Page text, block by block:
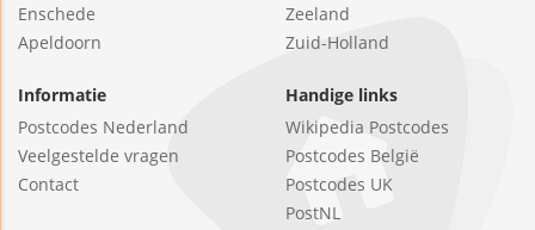
Enschede
Apeldoorn
Zeeland
Zuid-Holland
Informatie
Postcodes Nederland
Veelgestelde vragen
Contact
Handige links
Wikipedia Postcodes
Postcodes België
Postcodes UK
PostNL